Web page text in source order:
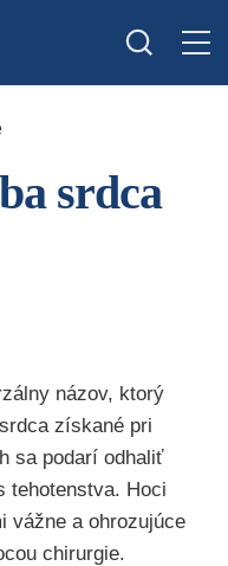
srdca
názov, ktorý
získané pri
sa podarí odhaliť
tehotenstva. Hoci
vážne a ohrozujúce
chirurgie.